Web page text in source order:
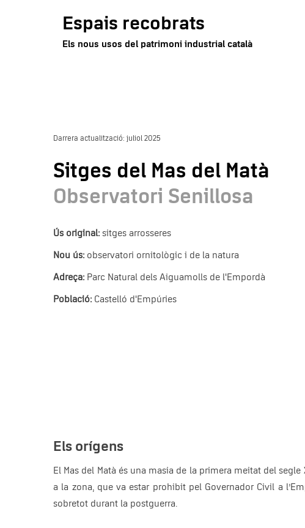
Espais recobrats
Els nous usos del patrimoni industrial català
Darrera actualització: juliol 2025
Sitges del Mas del Matà
Observatori Senillosa
Ús original: sitges arrosseres
Nou ús: observatori ornitològic i de la natura
Adreça: Parc Natural dels Aiguamolls de l'Empordà
Població: Castelló d'Empúries
Els orígens
El Mas del Matà és una masia de la primera meitat del
a la zona, que va estar prohibit pel Governador Civil a
sobretot durant la postguerra.